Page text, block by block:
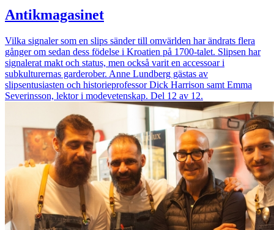
Antikmagasinet
Vilka signaler som en slips sänder till omvärlden har ändrats flera
gånger om sedan dess födelse i Kroatien på 1700-talet. Slipsen har
signalerat makt och status, men också varit en accessoar i
subkulturernas garderober. Anne Lundberg gästas av
slipsentusiasten och historieprofessor Dick Harrison samt Emma
Severinsson, lektor i modevetenskap. Del 12 av 12.